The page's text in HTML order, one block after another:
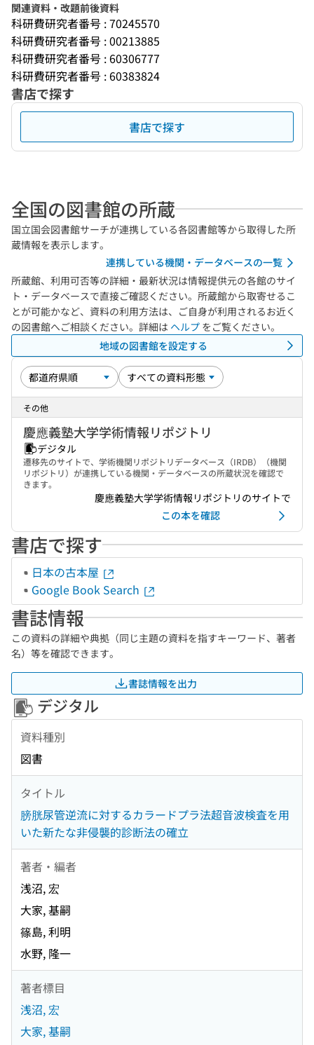
関連資料・改題前後資料
科研費研究者番号 : 70245570
科研費研究者番号 : 00213885
科研費研究者番号 : 60306777
科研費研究者番号 : 60383824
書店で探す
書店で探す
全国の図書館の所蔵
国立国会図書館サーチが連携している各図書館等から取得した所
蔵情報を表示します。
連携している機関・データベースの一覧
所蔵館、利用可否等の詳細・最新状況は情報提供元の各館のサイ
ト・データベースで直接ご確認ください。所蔵館から取寄せるこ
とが可能かなど、資料の利用方法は、ご自身が利用されるお近く
の図書館へご相談ください。詳細は ヘルプ をご覧ください。
地域の図書館を設定する
その他
慶應義塾大学学術情報リポジトリ
デジタル
遷移先のサイトで、学術機関リポジトリデータベース（IRDB）（機関
リポジトリ）が連携している機関・データベースの所蔵状況を確認で
きます。
慶應義塾大学学術情報リポジトリのサイトで
この本を確認
書店で探す
日本の古本屋
Google Book Search
書誌情報
この資料の詳細や典拠（同じ主題の資料を指すキーワード、著者
名）等を確認できます。
書誌情報を出力
デジタル
資料種別
図書
タイトル
膀胱尿管逆流に対するカラードプラ法超音波検査を用
いた新たな非侵襲的診断法の確立
著者・編者
浅沼, 宏
大家, 基嗣
篠島, 利明
水野, 隆一
著者標目
浅沼, 宏
大家, 基嗣